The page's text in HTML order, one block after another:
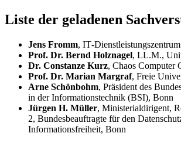
Liste der geladenen
Jens Fromm, IT-
Prof. Dr. Bernd Holznagel, LL.M.,
Dr. Constanze Kurz, Chaos Computer
Prof. Dr. Marian Margraf, Freie
Arne Schönbohm, Präsident des
in der Informationstechnik (BSI), Bonn
Jürgen H. Müller, Ministerialdirigent,
2, Bundesbeauftragte für den
Informationsfreiheit, Bonn